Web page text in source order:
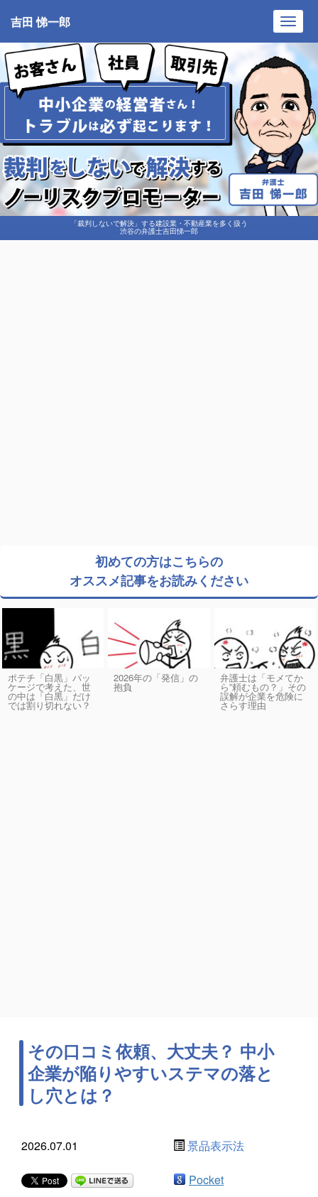
「裁判しないで解決」する建設業・不動産業を多く扱う
渋谷の弁護士吉田悌一郎
吉田 悌一郎
初めての方はこちらの
オススメ記事をお読みください
ポテチ「白黒」パッ
ケージで考えた、世
の中は「白黒」だけ
では割り切れない？
2026年の「発信」の
抱負
弁護士は「モメてか
ら”頼むもの？」その
誤解が企業を危険に
さらす理由
その口コミ依頼、大丈夫？ 中小
企業が陥りやすいステマの落と
し穴とは？
2026.07.01 景品表示法
Pocket